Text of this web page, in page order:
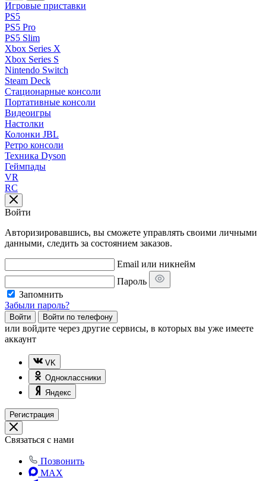
Игровые приставки
PS5
PS5 Pro
PS5 Slim
Xbox Series X
Xbox Series S
Nintendo Switch
Steam Deck
Стационарные консоли
Портативные консоли
Видеоигры
Настолки
Колонки JBL
Ретро консоли
Техника Dyson
Геймпады
VR
RC
Войти
Авторизировавшись, вы сможете управлять своими личными
данными, следить за состоянием заказов.
Email или никнейм
Пароль
Запомнить
Забыли пароль?
Войти Войти по телефону
или войдите через другие сервисы, в которых вы уже имеете
аккаунт
VK
Одноклассники
Яндекс
Регистрация
Связаться с нами
Позвонить
MAX